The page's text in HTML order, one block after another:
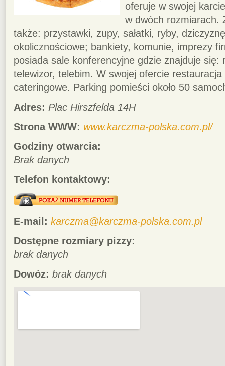
oferuje w swojej
w dwóch rozmiarach.
także: przystawki, zupy, sałatki, ryby,
okolicznościowe; bankiety, komunie, imprezy
posiada sale konferencyjne gdzie znajduje
telewizor, telebim. W swojej ofercie restauracja
cateringowe. Parking pomieści około 50
Adres: Plac Hirszfelda 14H
Strona WWW: www.karczma-polska.com.pl/
Godziny otwarcia:
Brak danych
Telefon kontaktowy:
E-mail: karczma@karczma-polska.com.pl
Dostępne rozmiary pizzy:
brak danych
Dowóz: brak danych